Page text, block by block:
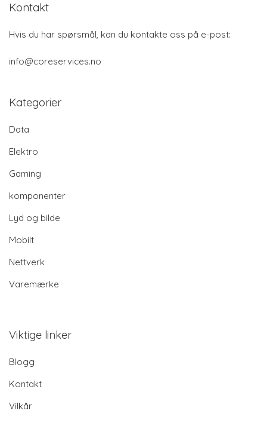
Kontakt
Hvis du har spørsmål, kan du kontakte oss på e-post:
info@coreservices.no
Kategorier
Data
Elektro
Gaming
komponenter
Lyd og bilde
Mobilt
Nettverk
Varemærke
Viktige linker
Blogg
Kontakt
Vilkår